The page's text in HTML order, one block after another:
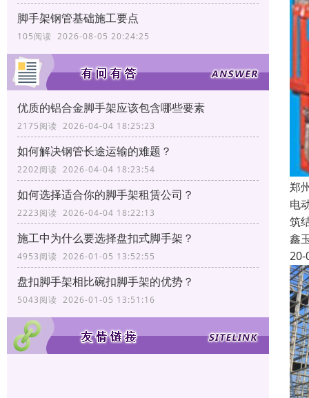
脚手架钢管基础施工要点
105阅读 2026-08-05 20:24:25
优质的铝合金脚手架应该包含哪些要素
2175阅读 2026-04-04 18:25:23
如何解决钢管长途运输的难题？
2202阅读 2026-04-04 18:23:54
如何选择适合你的脚手架租赁公司？
2223阅读 2026-04-04 18:22:13
施工中为什么要选择盘扣式脚手架？
4953阅读 2026-01-05 13:52:55
盘扣脚手架相比碗扣脚手架的优势？
5043阅读 2026-01-05 13:51:16
郑
电
筑
鑫
20-